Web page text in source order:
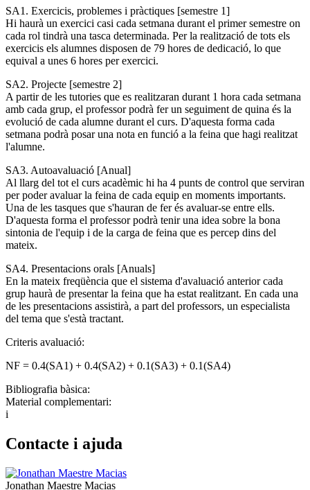
SA1. Exercicis, problemes i pràctiques [semestre 1]
Hi haurà un exercici casi cada setmana durant el primer semestre on
cada rol tindrà una tasca determinada. Per la realització de tots els
exercicis els alumnes disposen de 79 hores de dedicació, lo que
equival a unes 6 hores per exercici.
SA2. Projecte [semestre 2]
A partir de les tutories que es realitzaran durant 1 hora cada setmana
amb cada grup, el professor podrà fer un seguiment de quina és la
evolució de cada alumne durant el curs. D'aquesta forma cada
setmana podrà posar una nota en funció a la feina que hagi realitzat
l'alumne.
SA3. Autoavaluació [Anual]
Al llarg del tot el curs acadèmic hi ha 4 punts de control que serviran
per poder avaluar la feina de cada equip en moments importants.
Una de les tasques que s'hauran de fer és avaluar-se entre ells.
D'aquesta forma el professor podrà tenir una idea sobre la bona
sintonia de l'equip i de la carga de feina que es percep dins del
mateix.
SA4. Presentacions orals [Anuals]
En la mateix freqüència que el sistema d'avaluació anterior cada
grup haurà de presentar la feina que ha estat realitzant. En cada una
de les presentacions assistirà, a part del professors, un especialista
del tema que s'està tractant.
Criteris avaluació:
NF = 0.4(SA1) + 0.4(SA2) + 0.1(SA3) + 0.1(SA4)
Bibliografia bàsica:
Material complementari:
i
Contacte i ajuda
Jonathan Maestre Macias